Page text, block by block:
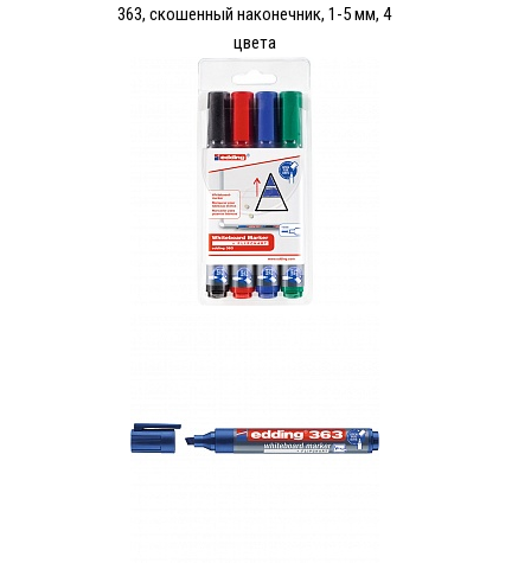
363, скошенный наконечник, 1-5 мм, 4
цвета